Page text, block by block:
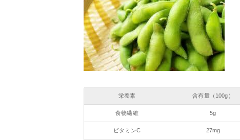
栄養素 含有量（100g）
食物繊維 5g
ビタミンC 27mg